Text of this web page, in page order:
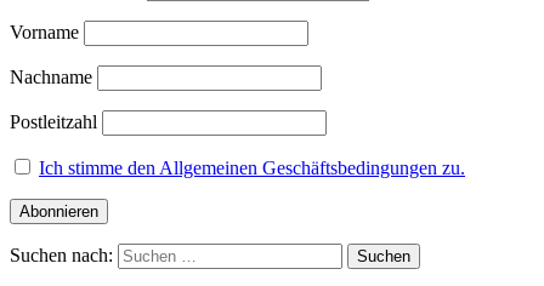
Vorname
Nachname
Postleitzahl
Ich stimme den Allgemeinen Geschäftsbedingungen zu.
Suchen nach: